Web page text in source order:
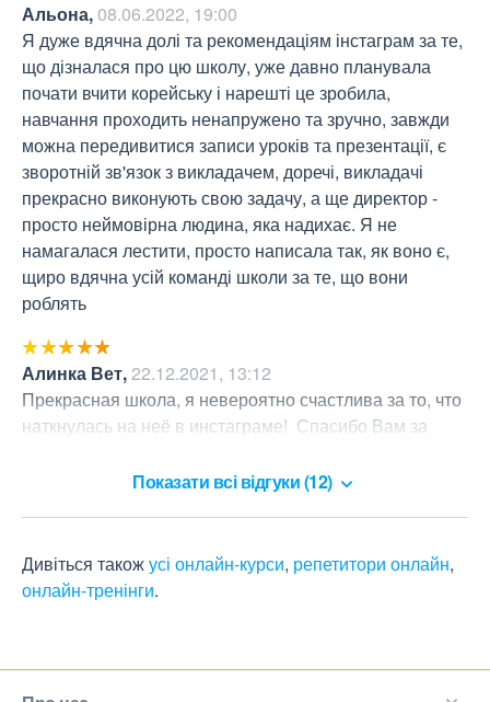
Альона,08.06.2022, 19:00
Я дуже вдячна долі та рекомендаціям інстаграм за те,
що дізналася про цю школу, уже давно планувала
почати вчити корейську і нарешті це зробила,
навчання проходить ненапружено та зручно, завжди
можна передивитися записи уроків та презентації, є
зворотній зв'язок з викладачем, доречі, викладачі
прекрасно виконують свою задачу, а ще директор -
просто неймовірна людина, яка надихає. Я не
намагалася лестити, просто написала так, як воно є,
щиро вдячна усій команді школи за те, що вони
роблять
Алинка Вет,22.12.2021, 13:12
Прекрасная школа, я невероятно счастлива за то, что
наткнулась на неё в инстаграме!  Спасибо Вам за
Показати всі відгуки (12)
Дивіться такожусі онлайн-курси, репетитори онлайн,
онлайн-тренінги.